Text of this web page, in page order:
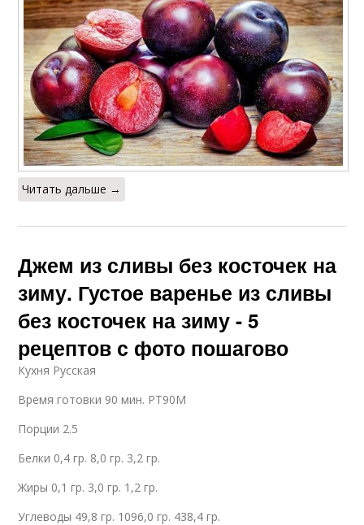
Читать дальше →
Джем из сливы без косточек на
зиму. Густое варенье из сливы
без косточек на зиму - 5
рецептов с фото пошагово
Кухня Русская
Время готовки 90 мин. PT90M
Порции 2.5
Белки 0,4 гр. 8,0 гр. 3,2 гр.
Жиры 0,1 гр. 3,0 гр. 1,2 гр.
Углеводы 49,8 гр. 1096,0 гр. 438,4 гр.